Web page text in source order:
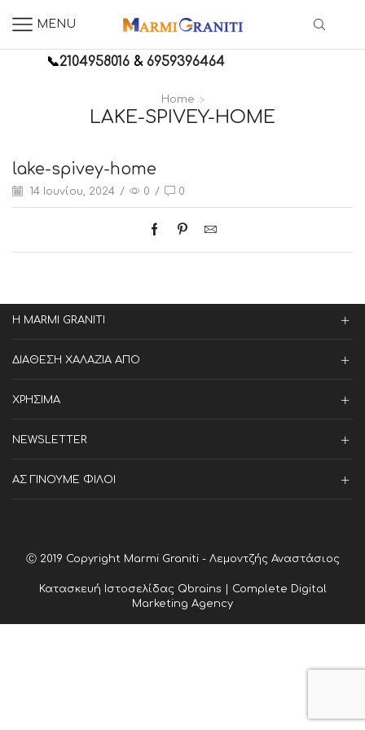
MENU
📞2104958016 &6959396464
Home
LAKE-SPIVEY-HOME
lake-spivey-home
14 Ιουνίου, 2024 / 0 / 0
Η MARMI GRANITI
ΔΙΑΘΕΣΗ ΧΑΛΑΖΙΑ ΑΠΟ
ΧΡΗΣΙΜΑ
NEWSLETTER
ΑΣ ΓΙΝΟΥΜΕ ΦΙΛΟΙ
Ⓒ 2019 Copyright Marmi Graniti - Λεμοντζής Αναστάσιος
Κατασκευή Ιστοσελίδας Qbrains | Complete Digital
Marketing Agency